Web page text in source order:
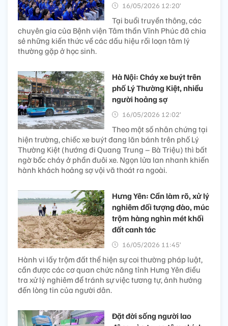
16/05/2026 12:20’
Tại buổi truyền thông, các
chuyên gia của Bệnh viện Tâm thần Vĩnh Phúc đã chia
sẻ những kiến thức về các dấu hiệu rối loạn tâm lý
thường gặp ở học sinh.
Hà Nội: Cháy xe buýt trên
phố Lý Thường Kiệt, nhiều
người hoảng sợ
16/05/2026 12:02’
Theo một số nhân chứng tại
hiện trường, chiếc xe buýt đang lăn bánh trên phố Lý
Thường Kiệt (hướng đi Quang Trung – Bà Triệu) thì bất
ngờ bốc cháy ở phần đuôi xe. Ngọn lửa lan nhanh khiến
hành khách hoảng sợ vội vã thoát ra ngoài.
Hưng Yên: Cần làm rõ, xử lý
nghiêm đối tượng đào, múc
trộm hàng nghìn mét khối
đất canh tác
16/05/2026 11:45’
Hành vi lấy trộm đất thể hiện sự coi thường pháp luật,
cần được các cơ quan chức năng tỉnh Hưng Yên điều
tra xử lý nghiêm để tránh sự việc tương tự, ảnh hưởng
đến lòng tin của người dân.
Đặt đời sống người lao